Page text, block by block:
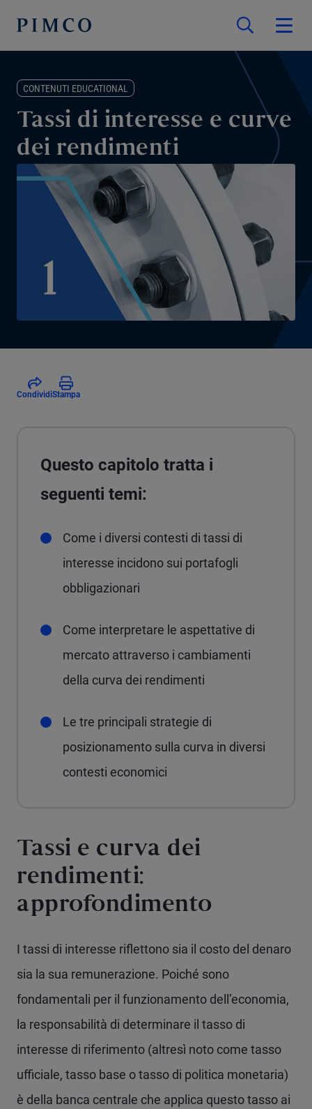
CONTENUTI EDUCATIONAL
Tassi di interesse e curve
dei rendimenti
CondividiStampa
Questo capitolo tratta i
seguenti temi:
Come i diversi contesti di tassi di
interesse incidono sui portafogli
obbligazionari
Come interpretare le aspettative di
mercato attraverso i cambiamenti
della curva dei rendimenti
Le tre principali strategie di
posizionamento sulla curva in diversi
contesti economici
Tassi e curva dei
rendimenti:
approfondimento
I tassi di interesse riflettono sia il costo del denaro
sia la sua remunerazione. Poiché sono
fondamentali per il funzionamento dell’economia,
la responsabilità di determinare il tasso di
interesse di riferimento (altresì noto come tasso
ufficiale, tasso base o tasso di politica monetaria)
è della banca centrale che applica questo tasso ai